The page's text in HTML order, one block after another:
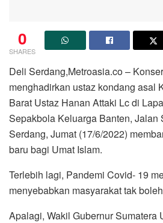
0
SHARES
Deli Serdang,Metroasia.co –
menghadirkan ustaz kondang asal
Barat Ustaz Hanan Attaki Lc di
Sepakbola Keluarga Banten, Jalan
Serdang, Jumat (17/6/2022)
baru bagi Umat Islam.
Terlebih lagi, Pandemi Covid- 19
menyebabkan masyarakat tak
Apalagi, Wakil Gubernur Sumatera